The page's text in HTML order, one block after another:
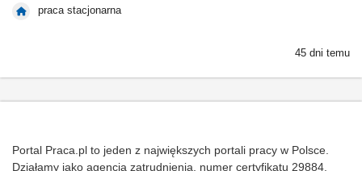
praca stacjonarna
45 dni temu
Portal Praca.pl to jeden z największych portali pracy w Polsce.
Działamy jako agencja zatrudnienia, numer certyfikatu 29884.